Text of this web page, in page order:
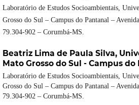
Laboratório de Estudos Socioambientais,
Grosso do Sul – Campus do Pantanal –
79.304-902 – Corumbá-MS.
Beatriz Lima de Paula Silva,
Mato Grosso do Sul - Campus do
Laboratório de Estudos Socioambientais,
Grosso do Sul – Campus do Pantanal –
79.304-902 – Corumbá-MS.